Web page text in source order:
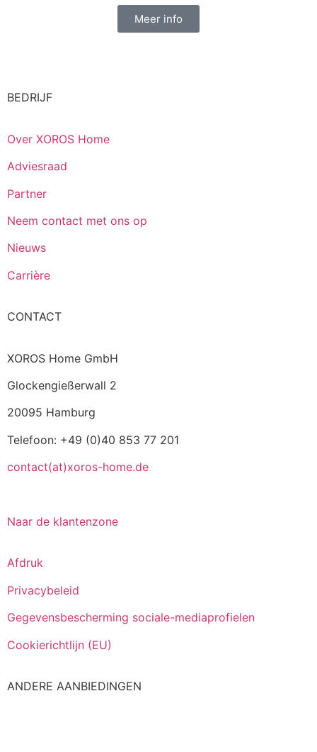
Meer info
BEDRIJF
Over XOROS Home
Adviesraad
Partner
Neem contact met ons op
Nieuws
Carrière
CONTACT
XOROS Home GmbH
Glockengießerwall 2
20095 Hamburg
Telefoon: +49 (0)40 853 77 201
contact(at)xoros-home.de
Naar de klantenzone
Afdruk
Privacybeleid
Gegevensbescherming sociale-mediaprofielen
Cookierichtlijn (EU)
ANDERE AANBIEDINGEN